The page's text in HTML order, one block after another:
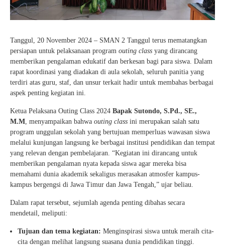
Tanggul, 20 November 2024 – SMAN 2 Tanggul terus mematangkan
persiapan untuk pelaksanaan program outing class yang dirancang
memberikan pengalaman edukatif dan berkesan bagi para siswa. Dalam
rapat koordinasi yang diadakan di aula sekolah, seluruh panitia yang
terdiri atas guru, staf, dan unsur terkait hadir untuk membahas berbagai
aspek penting kegiatan ini.
Ketua Pelaksana Outing Class 2024 Bapak Sutondo, S.Pd., SE.,
M.M, menyampaikan bahwa outing class ini merupakan salah satu
program unggulan sekolah yang bertujuan memperluas wawasan siswa
melalui kunjungan langsung ke berbagai institusi pendidikan dan tempat
yang relevan dengan pembelajaran. “Kegiatan ini dirancang untuk
memberikan pengalaman nyata kepada siswa agar mereka bisa
memahami dunia akademik sekaligus merasakan atmosfer kampus-
kampus bergengsi di Jawa Timur dan Jawa Tengah,” ujar beliau.
Dalam rapat tersebut, sejumlah agenda penting dibahas secara
mendetail, meliputi:
Tujuan dan tema kegiatan: Menginspirasi siswa untuk meraih cita-
cita dengan melihat langsung suasana dunia pendidikan tinggi.